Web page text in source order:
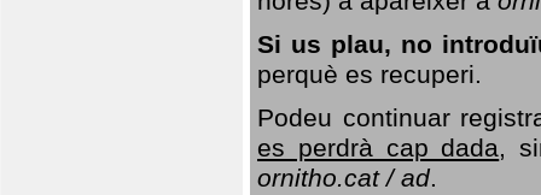
Si us plau, no
perquè es recuperi.
Podeu continuar
es perdrà cap dada,
ornitho.cat / ad.